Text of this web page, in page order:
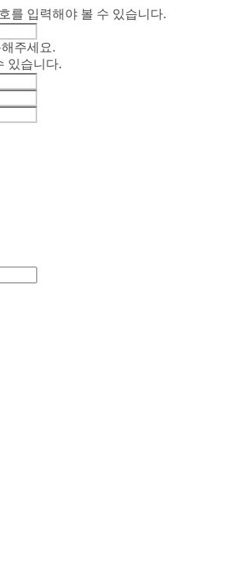
를 입력해야 볼 수 있습니다.
주세요.
있습니다.